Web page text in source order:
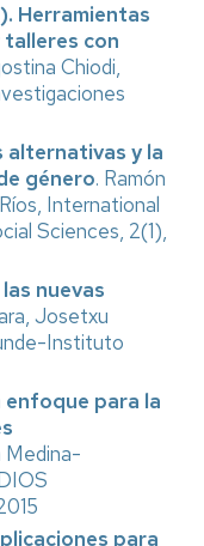
Herramientas
con
Chiodi,
alternativas y la
género. Ramón
International
Sciences, 2(1),
nuevas
Josetxu
Instituto
enfoque para la
Medina-
para